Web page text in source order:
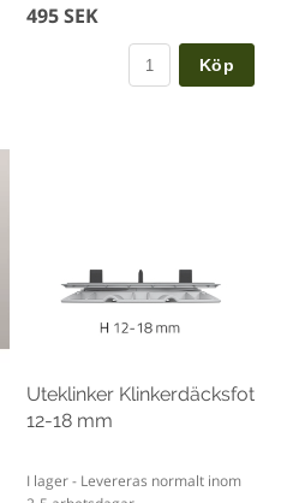
495 SEK
Köp
Uteklinker Klinkerdäcksfot
12-18 mm
I lager - Levereras normalt inom